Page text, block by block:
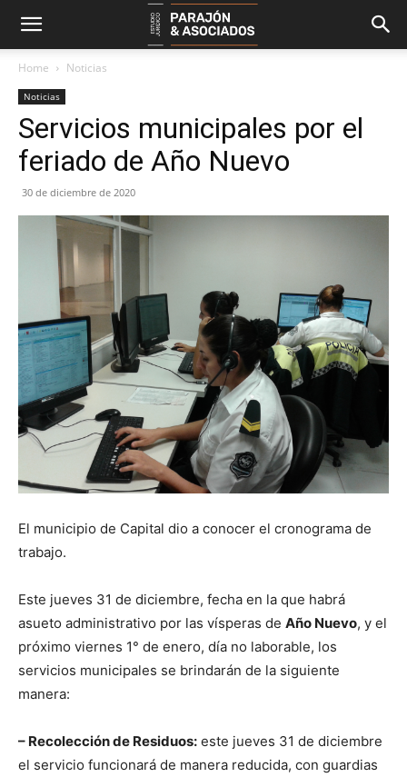
Home Noticias
Noticias
Servicios municipales por el
feriado de Año Nuevo
30 de diciembre de 2020
El municipio de Capital dio a conocer el cronograma de
trabajo.
Este jueves 31 de diciembre, fecha en la que habrá
asueto administrativo por las vísperas de Año Nuevo, y el
próximo viernes 1° de enero, día no laborable, los
servicios municipales se brindarán de la siguiente
manera:
– Recolección de Residuos: este jueves 31 de diciembre
el servicio funcionará de manera reducida, con guardias